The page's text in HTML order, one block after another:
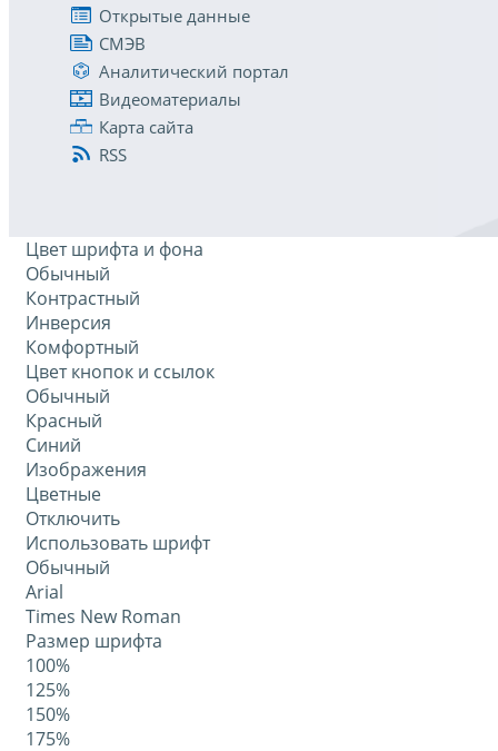
Открытые данные
СМЭВ
Аналитический портал
Видеоматериалы
Карта сайта
RSS
Цвет шрифта и фона
Обычный
Контрастный
Инверсия
Комфортный
Цвет кнопок и ссылок
Обычный
Красный
Синий
Изображения
Цветные
Отключить
Использовать шрифт
Обычный
Arial
Times New Roman
Размер шрифта
100%
125%
150%
175%